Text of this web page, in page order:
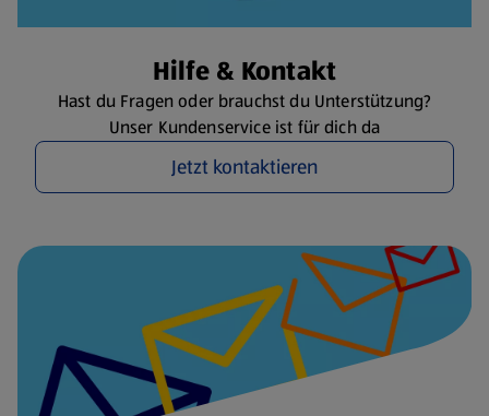
Hilfe & Kontakt
Hast du Fragen oder brauchst du Unterstützung?
Unser Kundenservice ist für dich da
Jetzt kontaktieren